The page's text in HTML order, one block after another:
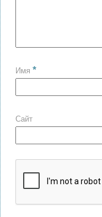
Имя *
Сайт